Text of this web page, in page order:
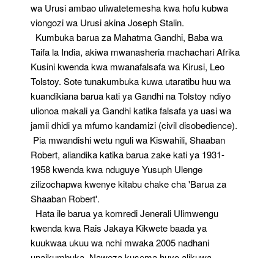
wa Urusi ambao uliwatetemesha kwa hofu kubwa
viongozi wa Urusi akina Joseph Stalin.
Kumbuka barua za Mahatma Gandhi, Baba wa
Taifa la India, akiwa mwanasheria machachari Afrika
Kusini kwenda kwa mwanafalsafa wa Kirusi, Leo
Tolstoy. Sote tunakumbuka kuwa utaratibu huu wa
kuandikiana barua kati ya Gandhi na Tolstoy ndiyo
ulionoa makali ya Gandhi katika falsafa ya uasi wa
jamii dhidi ya mfumo kandamizi (civil disobedience).
Pia mwandishi wetu nguli wa Kiswahili, Shaaban
Robert, aliandika katika barua zake kati ya 1931-
1958 kwenda kwa nduguye Yusuph Ulenge
zilizochapwa kwenye kitabu chake cha 'Barua za
Shaaban Robert'.
Hata ile barua ya komredi Jenerali Ulimwengu
kwenda kwa Rais Jakaya Kikwete baada ya
kuukwaa ukuu wa nchi mwaka 2005 nadhani